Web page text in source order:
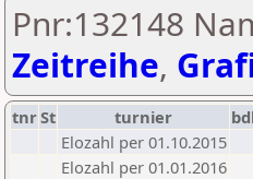
Pnr:132148
Zeitreihe,
tnrSt turnier
Elozahl per 01.10.2015
Elozahl per 01.01.2016